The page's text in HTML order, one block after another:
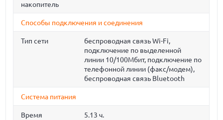
накопитель
Способы подключения и соединения
Тип сети
беспроводная связь Wi-Fi,
подключение по выделенной
линии 10/100Мбит, подключение по
телефонной линии (факс/модем),
беспроводная связь Bluetooth
Система питания
Время
5.13 ч.